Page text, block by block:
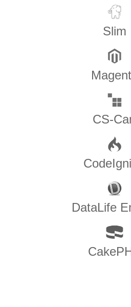
Slim
CS-
DataLife